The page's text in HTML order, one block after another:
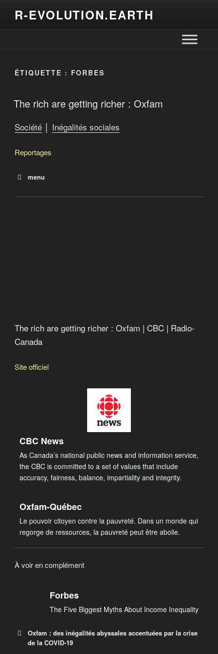
R-EVOLUTION.EARTH
ÉTIQUETTE : FORBES
The rich are getting richer : Oxfam
Société │ Inégalités sociales
Reportages
menu
The rich are getting richer : Oxfam | CBC | Radio-
Canada
Site officiel
CBC News
As Canada’s national public news and information service,
the CBC is committed to a set of values that include
accuracy, fairness, balance, impartiality and integrity.
Oxfam-Québec
Le pouvoir citoyen contre la pauvreté. Dans un monde qui
regorge de ressources, la pauvreté peut être abolie.
À voir en complément
Forbes
The Five Biggest Myths About Income Inequality
Oxfam : des inégalités abyssales accentuées par la crise
de la COVID-19